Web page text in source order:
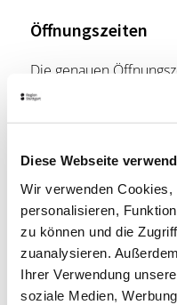
Diese Webseite
Wir verwenden
personalisieren,
zu können und die
zuanalysieren.
Ihrer Verwendung
soziale Medien,
Öffnungszeiten
Die genauen
Lage & Kontakt
Oberwelt e.V.
70197 Stuttgart
Telefon:+49 (0)711
Mail:
Website: